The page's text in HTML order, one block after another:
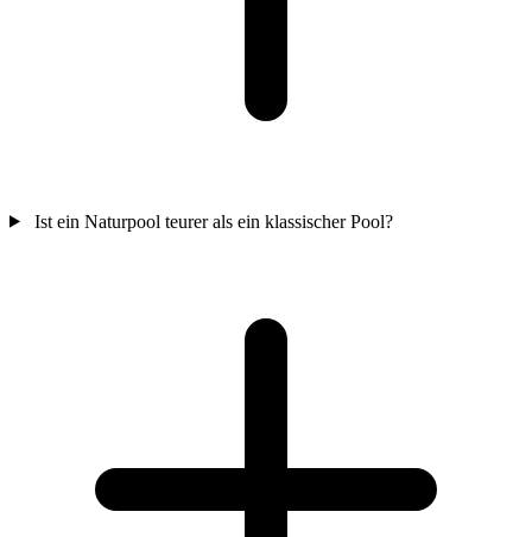
Ist ein Naturpool teurer als ein klassischer Pool?